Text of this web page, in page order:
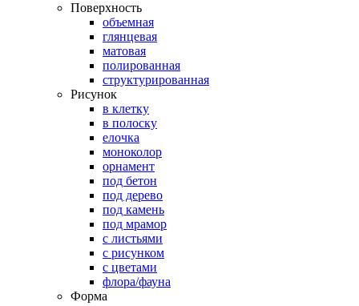
Поверхность
объемная
глянцевая
матовая
полированная
структурированная
Рисунок
в клетку
в полоску
елочка
моноколор
орнамент
под бетон
под дерево
под камень
под мрамор
с листьями
с рисунком
с цветами
флора/фауна
Форма